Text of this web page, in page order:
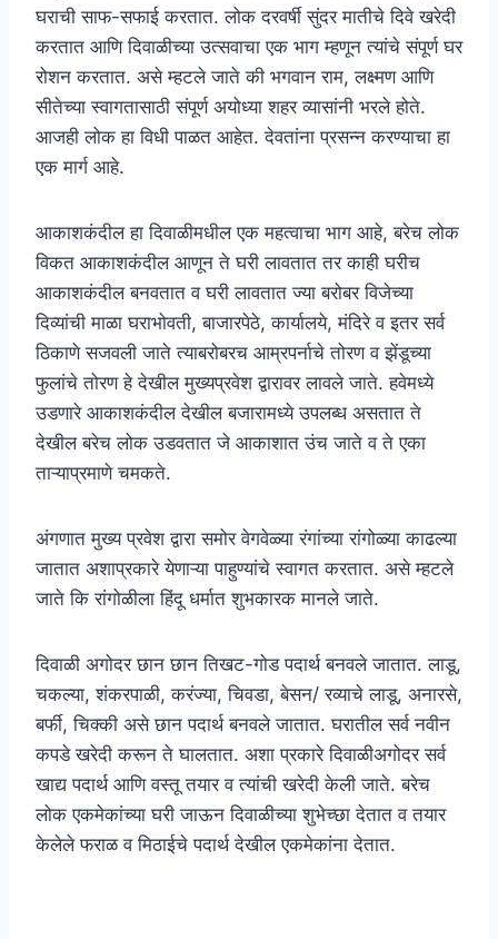
घराची साफ-सफाई करतात. लोक दरवर्षी सुंदर मातीचे दिवे खरेदी
करतात आणि दिवाळीच्या उत्सवाचा एक भाग म्हणून त्यांचे संपूर्ण घर
रोशन करतात. असे म्हटले जाते की भगवान राम, लक्ष्मण आणि
सीतेच्या स्वागतासाठी संपूर्ण अयोध्या शहर व्यासांनी भरले होते.
आजही लोक हा विधी पाळत आहेत. देवतांना प्रसन्न करण्याचा हा
एक मार्ग आहे.
आकाशकंदील हा दिवाळीमधील एक महत्वाचा भाग आहे, बरेच लोक
विकत आकाशकंदील आणून ते घरी लावतात तर काही घरीच
आकाशकंदील बनवतात व घरी लावतात ज्या बरोबर विजेच्या
दिव्यांची माळा घराभोवती, बाजारपेठे, कार्यालये, मंदिरे व इतर सर्व
ठिकाणे सजवली जाते त्याबरोबरच आम्रपर्नाचे तोरण व झेंडूच्या
फुलांचे तोरण हे देखील मुख्यप्रवेश द्वारावर लावले जाते. हवेमध्ये
उडणारे आकाशकंदील देखील बजारामध्ये उपलब्ध असतात ते
देखील बरेच लोक उडवतात जे आकाशात उंच जाते व ते एका
ताऱ्याप्रमाणे चमकते.
अंगणात मुख्य प्रवेश द्वारा समोर वेगवेळ्या रंगांच्या रांगोळ्या काढल्या
जातात अशाप्रकारे येणाऱ्या पाहुण्यांचे स्वागत करतात. असे म्हटले
जाते कि रांगोळीला हिंदू धर्मात शुभकारक मानले जाते.
दिवाळी अगोदर छान छान तिखट-गोड पदार्थ बनवले जातात. लाडू,
चकल्या, शंकरपाळी, करंज्या, चिवडा, बेसन/ रव्याचे लाडू, अनारसे,
बर्फी, चिक्की असे छान पदार्थ बनवले जातात. घरातील सर्व नवीन
कपडे खरेदी करून ते घालतात. अशा प्रकारे दिवाळीअगोदर सर्व
खाद्य पदार्थ आणि वस्तू तयार व त्यांची खरेदी केली जाते. बरेच
लोक एकमेकांच्या घरी जाऊन दिवाळीच्या शुभेच्छा देतात व तयार
केलेले फराळ व मिठाईचे पदार्थ देखील एकमेकांना देतात.